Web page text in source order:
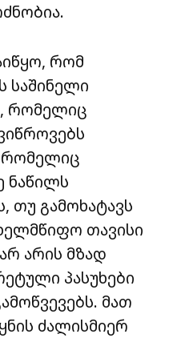
რომ
საშინელი
რომელიც
რომელიც
ნაწილს
თუ გამოხატავს
თავისი
არის მზად
პასუხები
მათ
ძალისმიერ